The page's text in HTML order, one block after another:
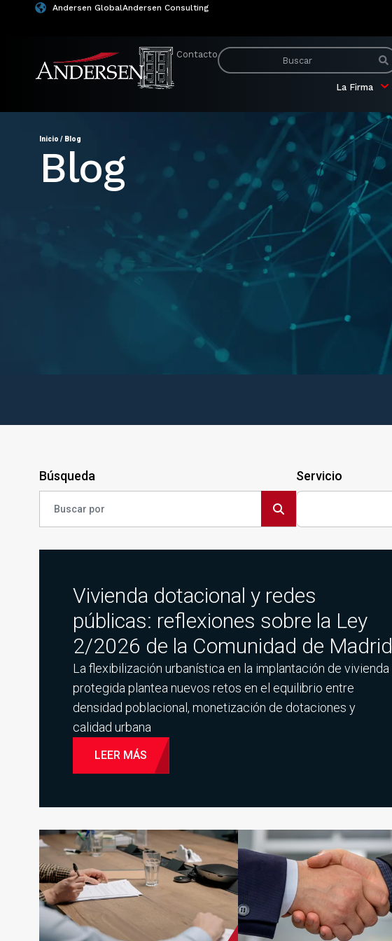
Andersen GlobalAndersen Consulting
Contacto
La Firma
Inicio / Blog
Blog
Búsqueda Servicio
Vivienda dotacional y redes
públicas: reflexiones sobre la Ley
2/2026 de la Comunidad de Madrid
La flexibilización urbanística en la implantación de vivienda
protegida plantea nuevos retos en el equilibrio entre
densidad poblacional, monetización de dotaciones y
calidad urbana
LEER MÁS